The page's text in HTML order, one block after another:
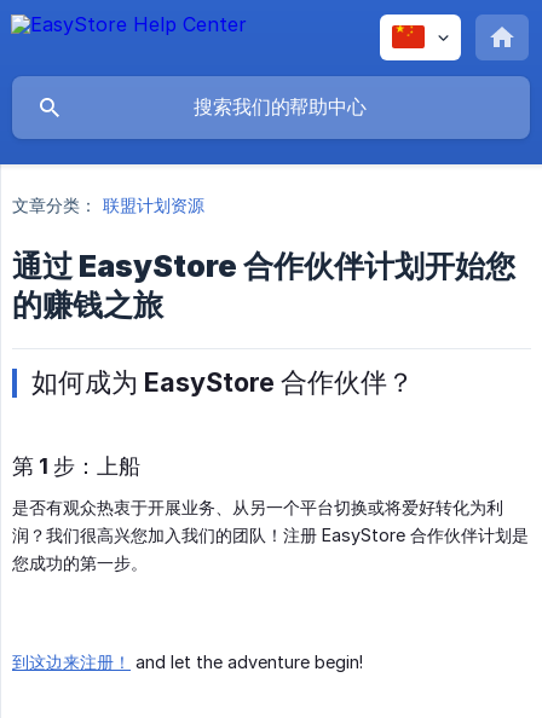
文章分类： 联盟计划资源
通过 EasyStore 合作伙伴计划开始您
的赚钱之旅
如何成为 EasyStore 合作伙伴？
第 1 步：上船
是否有观众热衷于开展业务、从另一个平台切换或将爱好转化为利
润？我们很高兴您加入我们的团队！注册 EasyStore 合作伙伴计划是
您成功的第一步。
到这边来注册！ and let the adventure begin!